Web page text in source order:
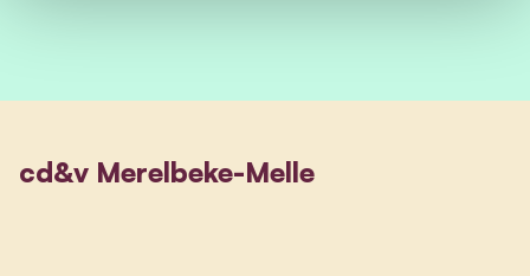
cd&v Merelbeke-Melle